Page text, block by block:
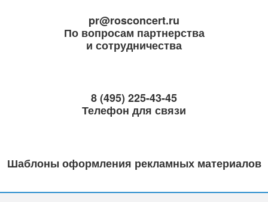
pr@rosconcert.ru
По вопросам партнерства
и сотрудничества
8 (495) 225-43-45
Телефон для связи
Шаблоны оформления рекламных материалов